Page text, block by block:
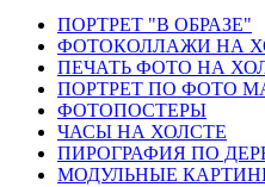
ПОРТРЕТ "В ОБРАЗЕ"
ФОТОКОЛЛАЖИ НА
ПЕЧАТЬ ФОТО НА
ПОРТРЕТ ПО ФОТО
ФОТОПОСТЕРЫ
ЧАСЫ НА ХОЛСТЕ
ПИРОГРАФИЯ ПО
МОДУЛЬНЫЕ